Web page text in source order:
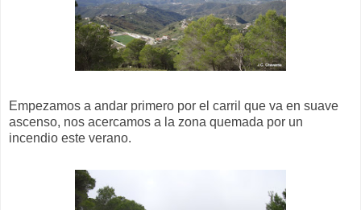
Empezamos a andar primero por el carril que va en suave
ascenso, nos acercamos a la zona quemada por un
incendio este verano.